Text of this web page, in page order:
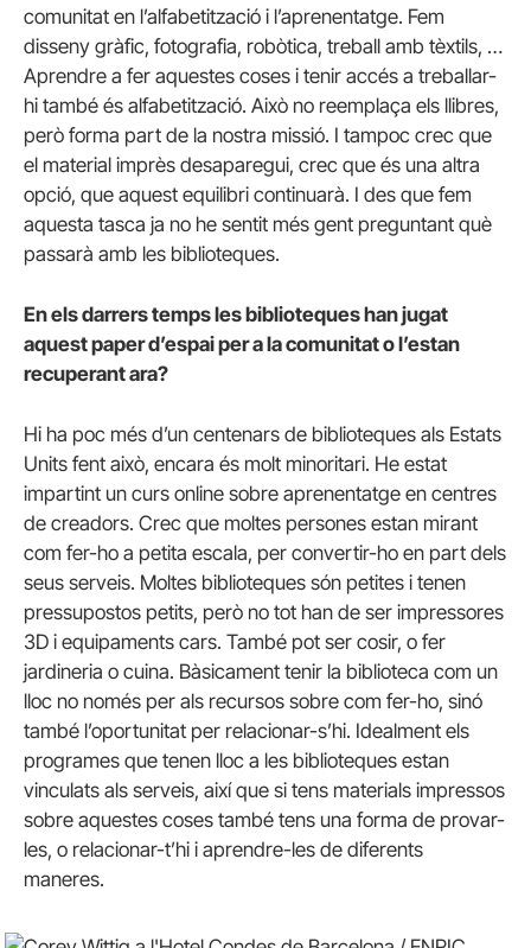
comunitat en l’alfabetització i l’aprenentatge. Fem
disseny gràfic, fotografia, robòtica, treball amb tèxtils, …
Aprendre a fer aquestes coses i tenir accés a treballar-
hi també és alfabetització. Això no reemplaça els llibres,
però forma part de la nostra missió. I tampoc crec que
el material imprès desaparegui, crec que és una altra
opció, que aquest equilibri continuarà. I des que fem
aquesta tasca ja no he sentit més gent preguntant què
passarà amb les biblioteques.
En els darrers temps les biblioteques han jugat
aquest paper d’espai per a la comunitat o l’estan
recuperant ara?
Hi ha poc més d’un centenars de biblioteques als Estats
Units fent això, encara és molt minoritari. He estat
impartint un curs online sobre aprenentatge en centres
de creadors. Crec que moltes persones estan mirant
com fer-ho a petita escala, per convertir-ho en part dels
seus serveis. Moltes biblioteques són petites i tenen
pressupostos petits, però no tot han de ser impressores
3D i equipaments cars. També pot ser cosir, o fer
jardineria o cuina. Bàsicament tenir la biblioteca com un
lloc no només per als recursos sobre com fer-ho, sinó
també l’oportunitat per relacionar-s’hi. Idealment els
programes que tenen lloc a les biblioteques estan
vinculats als serveis, així que si tens materials impressos
sobre aquestes coses també tens una forma de provar-
les, o relacionar-t’hi i aprendre-les de diferents
maneres.